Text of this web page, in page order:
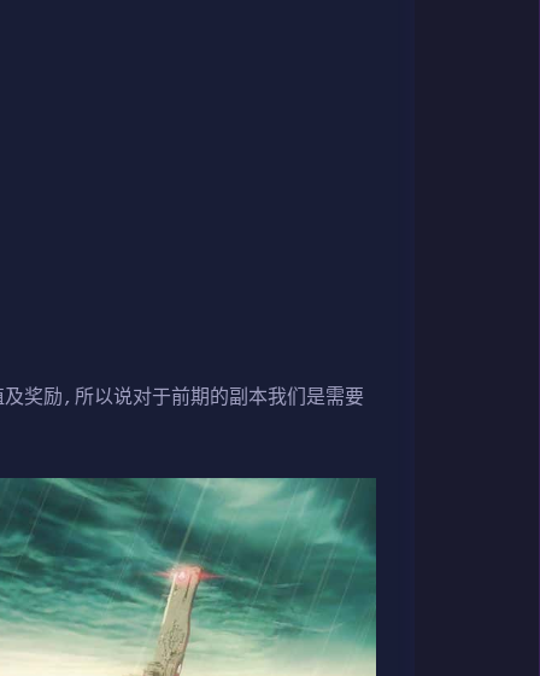
奖励,所以说对于前期的副本我们是需要